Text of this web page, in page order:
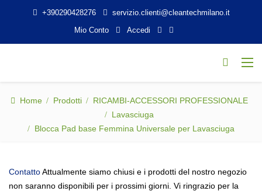
+390290428276
servizio.clienti@cleantechmilano.it
Mio Conto
Accedi
Home Prodotti
RICAMBI-ACCESSORI PROFESSIONALE
Lavasciuga
Blocca Pad base Femmina Universale per Lavasciuga
ContattoAttualmente siamo chiusi e i prodotti del nostro negozio
non saranno disponibili per i prossimi giorni. Vi ringrazio per la